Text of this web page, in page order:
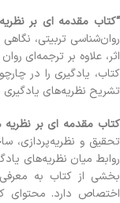
“کتاب مقدمه ای بر
روان‌شناسی تربیتی،
اثر، علاوه بر ترجمه‌ای
کتاب، یادگیری را در
تشریح نظریه‌های یادگیری
کتاب مقدمه ای بر نظریه
تحقیق و نظریه‌پردازی،
روابط میان نظریه‌های
بخشی از کتاب به معرفی
اختصاص دارد. محتوای